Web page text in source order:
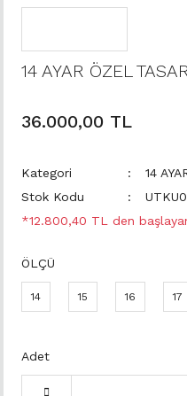
14 AYAR ÖZEL
36.000,00 TL
Kategori 14
Stok Kodu
*12.800,40 TL den
ÖLÇÜ
14 15 16 17
Adet